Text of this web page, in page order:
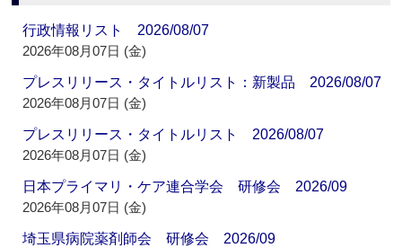
行政情報リスト 2026/08/07
2026年08月07日 (金)
プレスリリース・タイトルリスト：新製品 2026/08/07
2026年08月07日 (金)
プレスリリース・タイトルリスト 2026/08/07
2026年08月07日 (金)
日本プライマリ・ケア連合学会 研修会 2026/09
2026年08月07日 (金)
埼玉県病院薬剤師会 研修会 2026/09